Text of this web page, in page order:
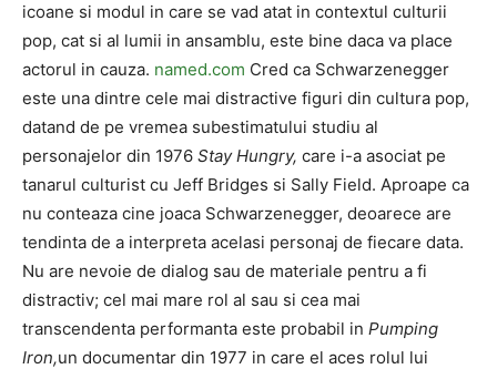
icoane si modul in care se vad atat in ​​contextul culturii
pop, cat si al lumii in ansamblu, este bine daca va place
actorul in cauza. named.com Cred ca Schwarzenegger
este una dintre cele mai distractive figuri din cultura pop,
datand de pe vremea subestimatului studiu al
personajelor din 1976 Stay Hungry, care i-a asociat pe
tanarul culturist cu Jeff Bridges si Sally Field. Aproape ca
nu conteaza cine joaca Schwarzenegger, deoarece are
tendinta de a interpreta acelasi personaj de fiecare data.
Nu are nevoie de dialog sau de materiale pentru a fi
distractiv; cel mai mare rol al sau si cea mai
transcendenta performanta este probabil in Pumping
Iron,un documentar din 1977 in care el aces rolul lui